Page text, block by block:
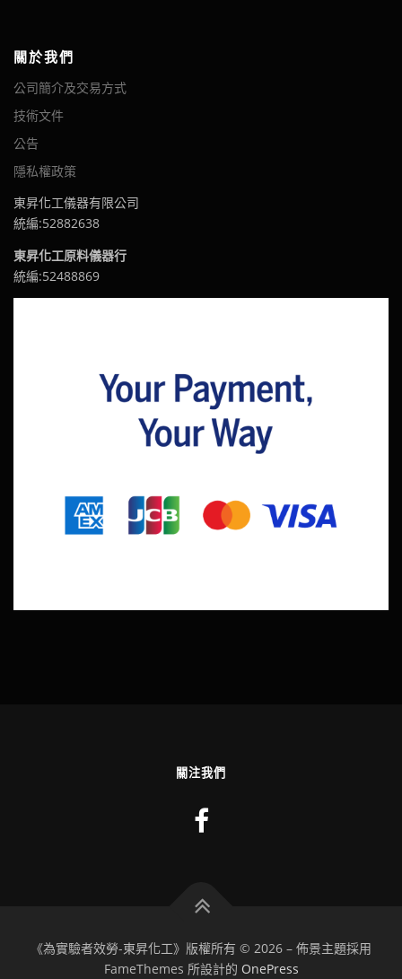
關於我們
公司簡介及交易方式
技術文件
公告
隱私權政策
東昇化工儀器有限公司
統編:52882638
東昇化工原料儀器行
統編:52488869
關注我們
《為實驗者效勞-東昇化工》版權所有 © 2026 – 佈景主題採用
FameThemes 所設計的 OnePress